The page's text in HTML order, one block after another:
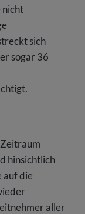
nicht
sich
sogar 36
hinsichtlich
auf die
aller